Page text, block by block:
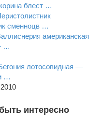
блест …
сменноцв …
американская
…
лотосовидная —
…
интересно